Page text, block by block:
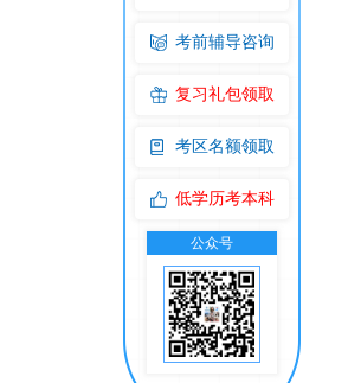
考前辅导咨询
复习礼包领取
考区名额领取
低学历考本科
公众号